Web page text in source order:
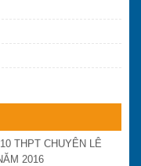
học thêm và tựu
quốc gia năm 2016:
THPT CHUYÊN LÊ
2016